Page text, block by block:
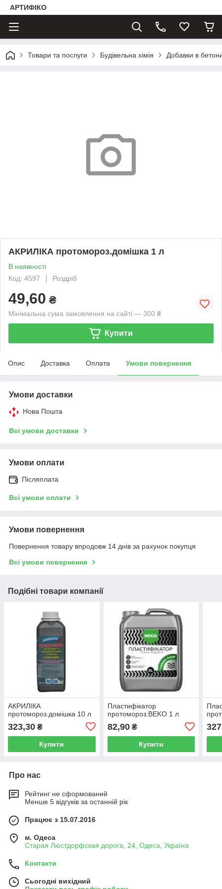
АРТИФІКО
Товари та послуги Будівельна хімія Добавки в
АКРИЛІКА протомороз.домішка 1 л
В наявності
Код: 4597
Роздріб
49,60 ₴
Мінімальна сума замовлення на сайті — 300 ₴
Купити
Опис Доставка Оплата Умови повернення
Умови доставки
Нова Пошта
Всі умови доставки
Умови оплати
Післяплата
Всі умови оплати
Умови повернення
Повернення товару впродовж 14 днів за рахунок покупця
Всі умови повернення
Подібні товари компанії
АКРИЛІКА
протомороз.домішка 10 л
323,30 ₴
Купити
Пластифікатор
протомороз.BEKO 1 л
82,90₴
Купити
327
Про нас
Рейтинг не сформований
Менше 5 відгуків за останній рік
Працює з 15.07.2016
м. Одеса
Старая Люстдорфская дорога, 24, Одеса, Україна
Контакти
Сьогодні вихідний